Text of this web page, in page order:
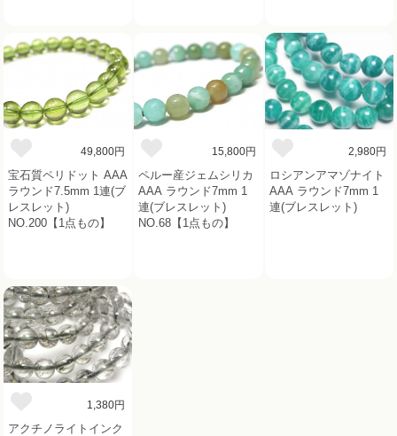
49,800円
宝石質ペリドット AAA
ラウンド7.5mm 1連(ブ
レスレット)
NO.200【1点もの】
15,800円
ペルー産ジェムシリカ
AAA ラウンド7mm 1
連(ブレスレット)
NO.68【1点もの】
2,980円
ロシアンアマゾナイト
AAA ラウンド7mm 1
連(ブレスレット)
1,380円
アクチノライトインク